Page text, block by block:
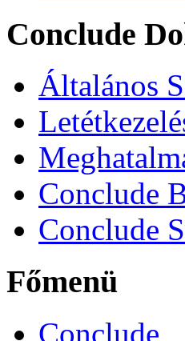
Conclude
Általános
Conclude
Conclude
Főmenü
Conclude